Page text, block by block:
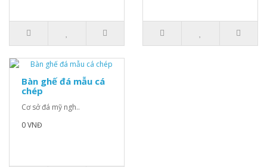
Bàn ghế đá mẫu cá
chép
Cơ sở đá mỹ ngh..
0 VNĐ